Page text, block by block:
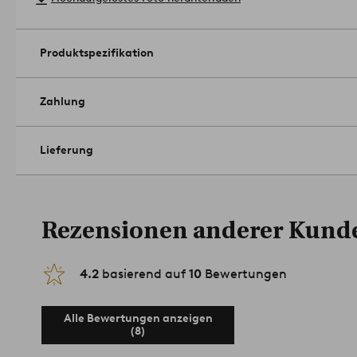
Produktspezifikation
Zahlung
Lieferung
Rezensionen anderer
4.2 basierend auf 10 Bewertungen
Alle Bewertungen anzeigen
(8)